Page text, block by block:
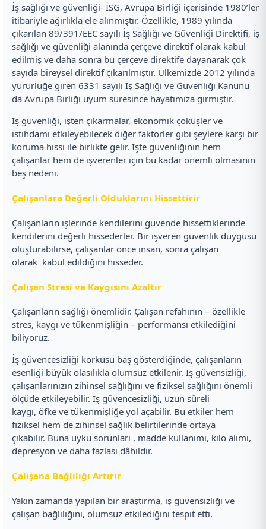
İş sağlığı ve güvenliği- İSG, Avrupa Birliği içerisinde 1980’ler
itibariyle ağırlıkla ele alınmıştır. Özellikle, 1989 yılında
çıkarılan 89/391/EEC sayılı İş Sağlığı ve Güvenliği Direktifi, iş
sağlığı ve güvenliği alanında çerçeve direktif olarak kabul
edilmiş ve daha sonra bu çerçeve direktife dayanarak çok
sayıda bireysel direktif çıkarılmıştır. Ülkemizde 2012 yılında
yürürlüğe giren 6331 sayılı İş Sağlığı ve Güvenliği Kanunu
da Avrupa Birliği uyum süresince hayatımıza girmiştir.
İş güvenliği, işten çıkarmalar, ekonomik çöküşler ve
istihdamı etkileyebilecek diğer faktörler gibi şeylere karşı bir
koruma hissi ile birlikte gelir. İşte güvenliğinin hem
çalışanlar hem de işverenler için bu kadar önemli olmasının
beş nedeni.
Çalışanlara Değerli Olduklarını Hissettirir
Çalışanların işlerinde kendilerini güvende hissettiklerinde
kendilerini değerli hissederler. Bir işveren güvenlik duygusu
oluşturabilirse, çalışanlar önce insan, sonra çalışan
olarak kabul edildiğini hisseder.
Çalışan Stresi ve Kaygısını Azaltır
Çalışanların sağlığı önemlidir. Çalışan refahının – özellikle
stres, kaygı ve tükenmişliğin – performansı etkilediğini
biliyoruz.
İş güvencesizliği korkusu baş gösterdiğinde, çalışanların
esenliği büyük olasılıkla olumsuz etkilenir. İş güvensizliği,
çalışanlarınızın zihinsel sağlığını ve fiziksel sağlığını önemli
ölçüde etkileyebilir. İş güvencesizliği, uzun süreli
kaygı, öfke ve tükenmişliğe yol açabilir. Bu etkiler hem
fiziksel hem de zihinsel sağlık belirtilerinde ortaya
çıkabilir. Buna uyku sorunları , madde kullanımı, kilo alımı,
depresyon ve daha fazlası dâhildir.
Çalışana Bağlılığı Artırır
Yakın zamanda yapılan bir araştırma, iş güvensizliği ve
çalışan bağlılığını, olumsuz etkilediğini tespit etti.